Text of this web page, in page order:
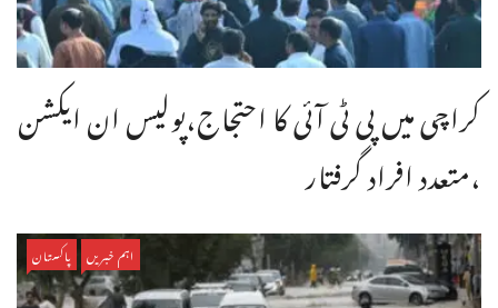
کراچی میں پی ٹی آئی کا احتجاج،پولیس ان ایکشن
،متعدد افراد گرفتار
اہم خبریں پاکستان